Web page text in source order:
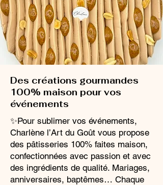
Des créations gourmandes
100% maison pour vos
événements
✨Pour sublimer vos événements,
Charlène l’Art du Goût vous propose
des pâtisseries 100% faites maison,
confectionnées avec passion et avec
des ingrédients de qualité. Mariages,
anniversaires, baptêmes… Chaque